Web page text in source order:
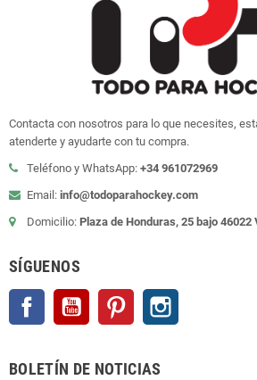
Contacta con nosotros para lo que necesites,
atenderte y ayudarte con tu compra.
Teléfono y WhatsApp: +34 961072969
Email: info@todoparahockey.com
Domicilio: Plaza de Honduras, 25 bajo 46022
SÍGUENOS
Facebook YouTube Pinterest
BOLETÍN DE NOTICIAS